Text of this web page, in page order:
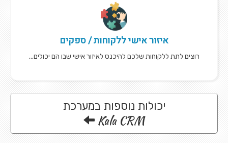
איזור אישי ללקוחות / ספקים
רוצים לתת ללקוחות שלכם להיכנס לאיזור אישי שבו הם יכולים...
יכולות נוספות במערכת
Kala CRM